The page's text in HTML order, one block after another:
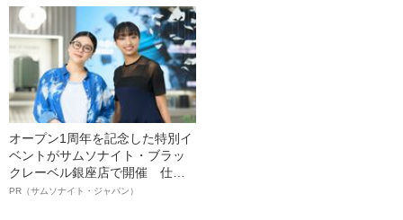
語る”《日本興収70億円突破》
オープン1周年を記念した特別イ
ベントがサムソナイト・ブラッ
クレーベル銀座店で開催 仕事
も人生も自分らしく～笑顔あふ
PR（サムソナイト・ジャパン）